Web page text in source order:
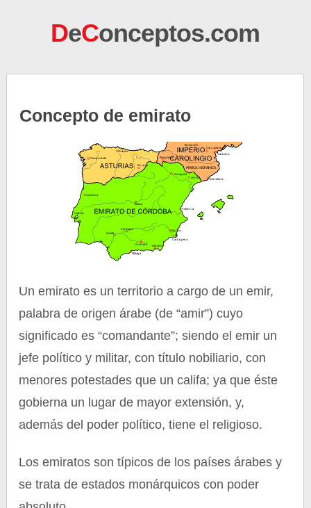
DeConceptos.com
Concepto de emirato
Un emirato es un territorio a cargo de un emir,
palabra de origen árabe (de “amir”) cuyo
significado es “comandante”; siendo el emir un
jefe político y militar, con título nobiliario, con
menores potestades que un califa; ya que éste
gobierna un lugar de mayor extensión, y,
además del poder político, tiene el religioso.
Los emiratos son típicos de los países árabes y
se trata de estados monárquicos con poder